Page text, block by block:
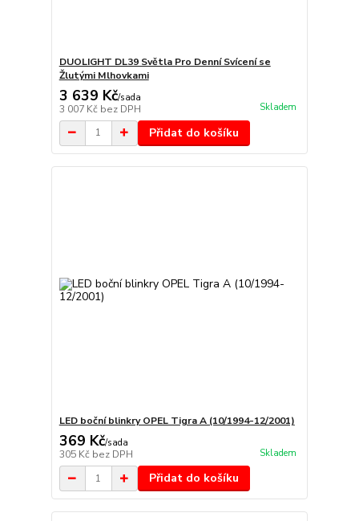
DUOLIGHT DL39 Světla Pro Denní Svícení se
Žlutými Mlhovkami
3 639 Kč/sada
3 007 Kč bez DPH Skladem
Přidat do košíku
LED boční blinkry OPEL Tigra A (10/1994-12/2001)
369 Kč/sada
305 Kč bez DPH Skladem
Přidat do košíku